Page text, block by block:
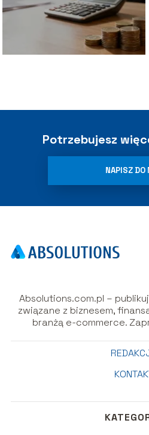
Potrzebujesz
NAPISZ DO
Absolutions.com.pl –
związane z biznesem,
branżą e-commerce.